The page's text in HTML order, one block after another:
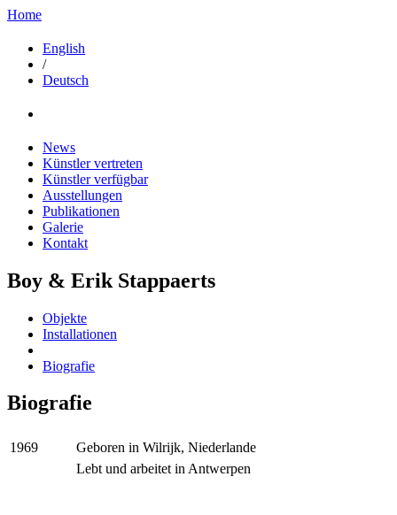
Home
English
/
Deutsch
News
Künstler vertreten
Künstler verfügbar
Ausstellungen
Publikationen
Galerie
Kontakt
Boy & Erik Stappaerts
Objekte
Installationen
Biografie
Biografie
1969
Geboren in Wilrijk, Niederlande
Lebt und arbeitet in Antwerpen